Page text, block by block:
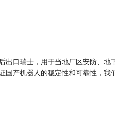
出口瑞士，用于当地厂区安防、地
产机器人的稳定性和可靠性，我